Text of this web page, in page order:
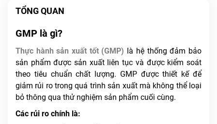
TỔNG QUAN
GMP là gì?
Thực hành sản xuất tốt (GMP) là hệ thống đảm bảo
sản phẩm được sản xuất liên tục và được kiểm soát
theo tiêu chuẩn chất lượng. GMP được thiết kế để
giảm rủi ro trong quá trình sản xuất mà không thể loại
bỏ thông qua thử nghiệm sản phẩm cuối cùng.
Các rủi ro chính là: